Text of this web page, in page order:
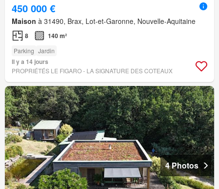
450 000 €
Maison à 31490, Brax, Lot-et-Garonne, Nouvelle-Aquitaine
8 140 m²
Parking Jardin
Il y a 14 jours
PROPRIÉTÉS LE FIGARO - LA SIGNATURE DES COTEAUX
4 Photos